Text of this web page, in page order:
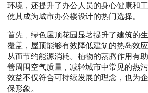
环境，还提升了办公人员的身心健康和
使其成为城市办公楼设计的热门选择。
首先，绿色屋顶花园显著提升了建筑的
覆盖，屋顶能够有效降低建筑的热岛效
从而节约能源消耗。植物的蒸腾作用有
善周围空气质量，减轻城市中常见的热
效益不仅符合可持续发展的理念，也为
保形象。